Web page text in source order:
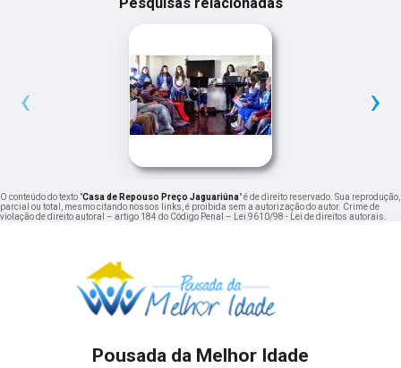
‹ ›
O conteúdo do texto "Casa de Repouso Preço Jaguariúna" é de direito reservado. Sua reprodução,
parcial ou total, mesmo citando nossos links, é proibida sem a autorização do autor. Crime de
violação de direito autoral – artigo 184 do Código Penal – Lei 9610/98 - Lei de direitos autorais.
Pousada da Melhor Idade